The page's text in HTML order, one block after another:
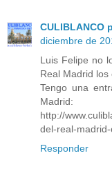
CULIBLANCO
diciembre de
Luis Felipe no
Real Madrid los
Tengo una
Madrid:
http://
del-real-
Responder